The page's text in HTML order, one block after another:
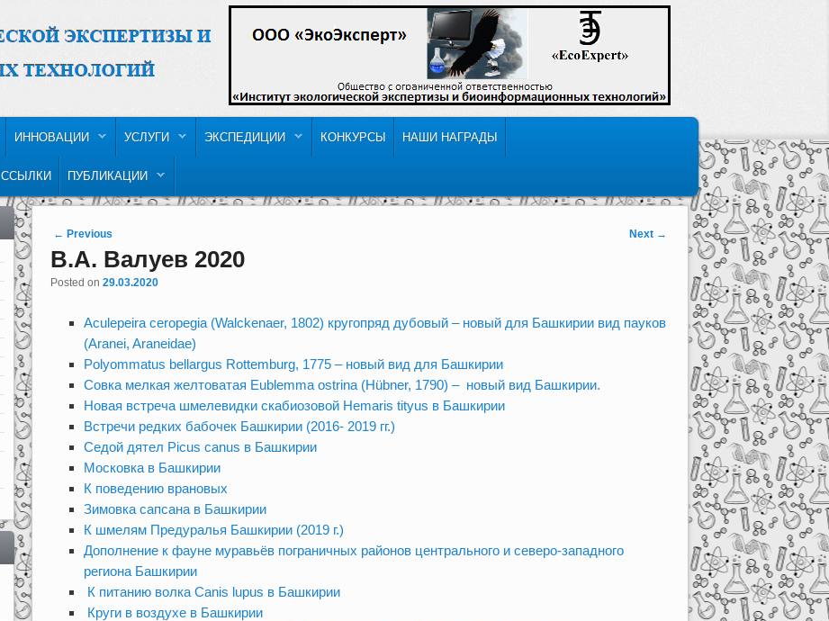
ИННОВАЦИИ УСЛУГИ ЭКСПЕДИЦИИ КОНКУРСЫ НАШИ НАГРАДЫ
ССЫЛКИ ПУБЛИКАЦИИ
Post navigation
← Previous Next →
В.А. Валуев 2020
Posted on 29.03.2020
Aculepeira ceropegia (Walckenaer, 1802) кругопряд дубовый – новый для Башкирии вид пауков
(Aranei, Araneidae)
Polyommatus bellargus Rottemburg, 1775 – новый вид для Башкирии
Совка мелкая желтоватая Eublemma ostrina (Hübner, 1790) – новый вид Башкирии.
Новая встреча шмелевидки скабиозовой Hemaris tityus в Башкирии
Встречи редких бабочек Башкирии (2016- 2019 гг.)
Седой дятел Picus canus в Башкирии
Московка в Башкирии
К поведению врановых
Зимовка сапсана в Башкирии
К шмелям Предуралья Башкирии (2019 г.)
Дополнение к фауне муравьёв пограничных районов центрального и северо-западного
региона Башкирии
К питанию волка Canis lupus в Башкирии
Круги в воздухе в Башкирии